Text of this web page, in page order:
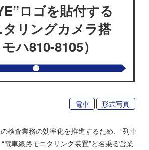
ロゴを貼付する
リングカメラ搭
ハ810-8105）
電車 形式写真
検査業務の効率化を推進するため、“列車
電車線路モニタリング装置”と名乗る営業